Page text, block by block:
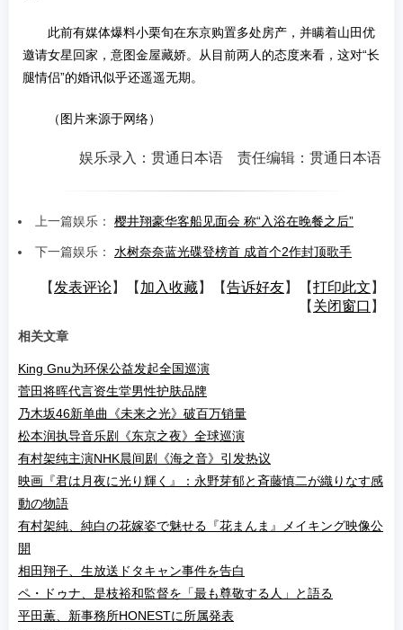
此前有媒体爆料小栗旬在东京购置多处房产，并瞒着山田优
邀请女星回家，意图金屋藏娇。从目前两人的态度来看，这对“长
腿情侣”的婚讯似乎还遥遥无期。
（图片来源于网络）
娱乐录入：贯通日本语 责任编辑：贯通日本语
上一篇娱乐： 樱井翔豪华客船见面会 称“入浴在晚餐之后”
下一篇娱乐： 水树奈奈蓝光碟登榜首 成首个2作封顶歌手
【 发表评论】【 加入收藏】【告诉好友】【打印此文 】
【 关闭窗口 】
相关文章
King Gnu为环保公益发起全国巡演
菅田将晖代言资生堂男性护肤品牌
乃木坂46新单曲《未来之光》破百万销量
松本润执导音乐剧《东京之夜》全球巡演
有村架纯主演NHK晨间剧《海之音》引发热议
映画『君は月夜に光り輝く』：永野芽郁と斉藤慎二が織りなす感
動の物語
有村架純、純白の花嫁姿で魅せる『花まんま』メイキング映像公
開
相田翔子、生放送ドタキャン事件を告白
ペ・ドゥナ、是枝裕和監督を「最も尊敬する人」と語る
平田薫、新事務所HONESTに所属発表